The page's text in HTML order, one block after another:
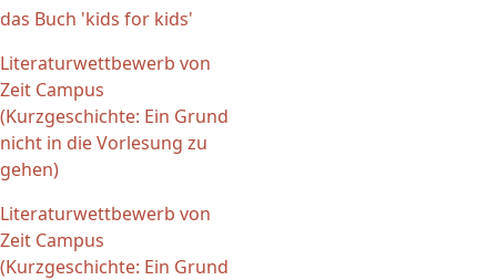
das Buch 'kids for kids'
Literaturwettbewerb von
Zeit Campus
(Kurzgeschichte: Ein Grund
nicht in die Vorlesung zu
gehen)
Literaturwettbewerb von
Zeit Campus
(Kurzgeschichte: Ein Grund